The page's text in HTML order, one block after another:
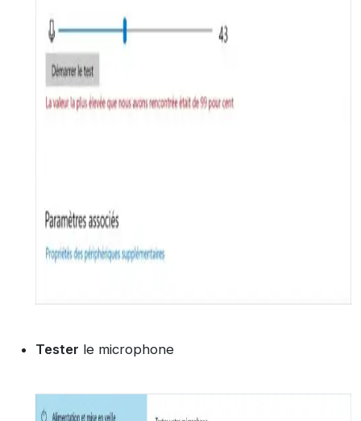
Tester le microphone